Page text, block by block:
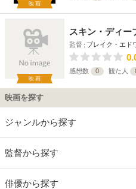
映画
映画
スキン・ディー
監督 ブレイク・エド
感想数 0 観た人
映画を探す
ジャンルから探す
監督から探す
俳優から探す